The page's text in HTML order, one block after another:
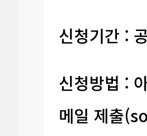
신청기간 :
신청방법 :
메일 제출